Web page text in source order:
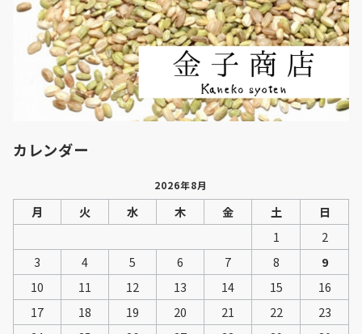
カレンダー
2026年8月
月 火 水 木 金 土
日
1
2
3
4 5 6 7 8
9
10
11 12 13 14 15
16
17
18 19 20 21 22
23